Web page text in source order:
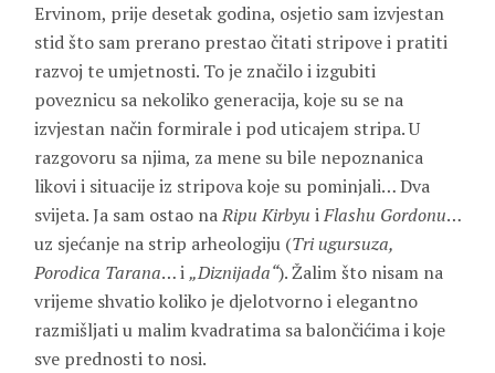
Ervinom, prije desetak godina, osjetio sam izvjestan
stid što sam prerano prestao čitati stripove i pratiti
razvoj te umjetnosti. To je značilo i izgubiti
poveznicu sa nekoliko generacija, koje su se na
izvjestan način formirale i pod uticajem stripa. U
razgovoru sa njima, za mene su bile nepoznanica
likovi i situacije iz stripova koje su pominjali… Dva
svijeta. Ja sam ostao naRipu Kirbyu iFlashu Gordonu…
uz sjećanje na strip arheologiju (Tri ugursuza,
Porodica Tarana… i„Diznijada“). Žalim što nisam na
vrijeme shvatio koliko je djelotvorno i elegantno
razmišljati u malim kvadratima sa balončićima i koje
sve prednosti to nosi.